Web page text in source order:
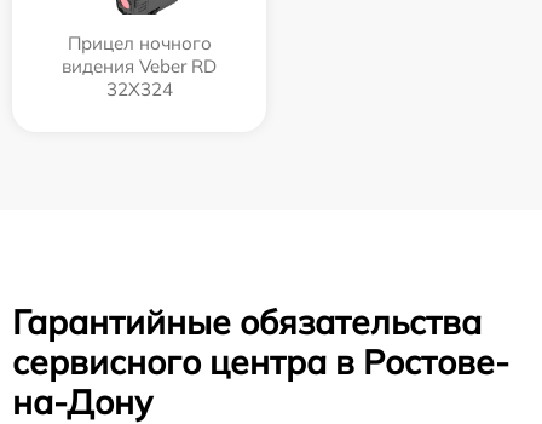
Прицел ночного
видения Veber RD
32X324
Гарантийные обязательства
сервисного центра в Ростове-
на-Дону